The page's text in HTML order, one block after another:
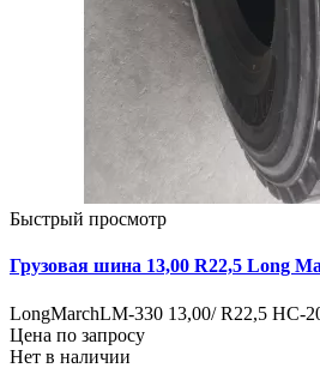
Быстрый просмотр
Грузовая шина 13,00 R22,5 Long
LongMarchLM-330 13,00/ R22,5 HC-
Цена по запросу
Нет в наличии